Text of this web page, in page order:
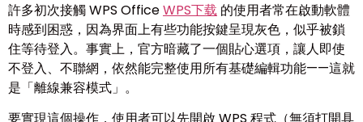
許多初次接觸 WPS OfficeWPS下载 的使用者常在啟動軟體
時感到困惑，因為界面上有些功能按鍵呈現灰色，似乎被鎖
住等待登入。事實上，官方暗藏了一個貼心選項，讓人即使
不登入、不聯網，依然能完整使用所有基礎編輯功能——這就
是「離線兼容模式」。